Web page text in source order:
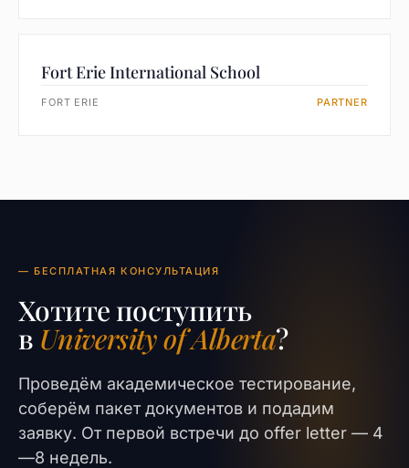
Fort Erie International School
FORT ERIE PARTNER
— БЕСПЛАТНАЯ КОНСУЛЬТАЦИЯ
Хотите поступить
в University of Alberta?
Проведём академическое тестирование,
соберём пакет документов и подадим
заявку. От первой встречи до offer letter — 4
—8 недель.